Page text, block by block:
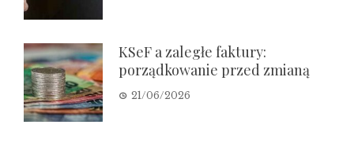
KSeF a zaległe faktury:
porządkowanie przed zmianą
21/06/2026